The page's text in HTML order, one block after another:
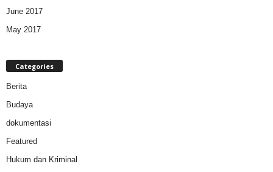
June 2017
May 2017
Categories
Berita
Budaya
dokumentasi
Featured
Hukum dan Kriminal